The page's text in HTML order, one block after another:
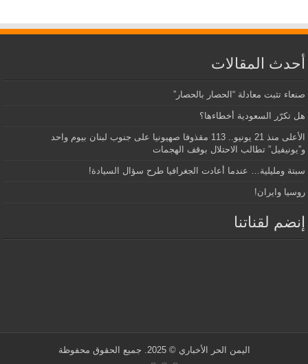
أحدث المقالات
صنعاء تثبت معادلة “الحصار بالحصار”
هل تكرّر السعودية أخطاءها؟
الأعلى منذ 21 يونيو.. 113 مقذوفا صهيونيا على جنوب لبنان بيوم واحد
و”يونيفيل” تطالب الاحتلال بوقف الهجمات
سبتة ومليلية… عندما أعادت الجغرافيا طرح سؤال السيادة!
روسيا وايران!
إنضم لقناتنا
اليمن الحر الأخباري © 2025. جميع الحقوق محفوظة